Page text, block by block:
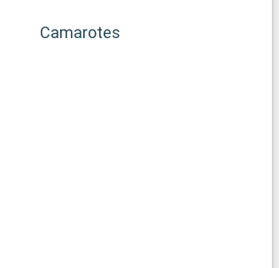
Camarotes